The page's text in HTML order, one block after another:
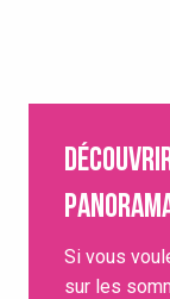
Si vous
sur les